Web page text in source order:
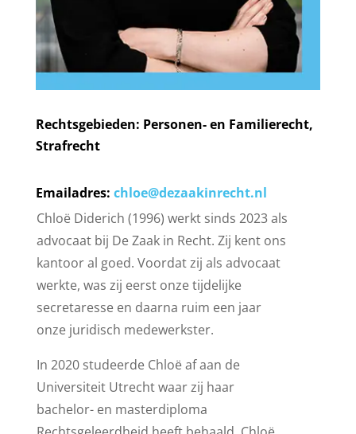
Rechtsgebieden: Personen- en Familierecht,
Strafrecht
Emailadres: chloe@dezaakinrecht.nl
Chloë Diderich (1996) werkt sinds 2023 als
advocaat bij De Zaak in Recht. Zij kent ons
kantoor al goed. Voordat zij als advocaat
werkte, was zij eerst onze tijdelijke
secretaresse en daarna ruim een jaar
onze juridisch medewerkster.
In 2020 studeerde Chloë af aan de
Universiteit Utrecht waar zij haar
bachelor- en masterdiploma